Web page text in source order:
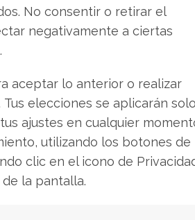
No consentir o retirar el
negativamente a ciertas
aceptar lo anterior o realizar
elecciones se aplicarán
ajustes en cualquier
utilizando los botones de
clic en el icono de
la pantalla.
bonos convertibles por
en 2030
presión vendedora
de las penny
barrera